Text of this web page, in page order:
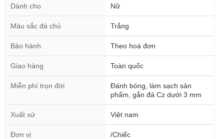
Dành cho Nữ
Màu sắc đá chủ Trắng
Bảo hành Theo hoá đơn
Giao hàng Toàn quốc
Miễn phí trọn đời
Đánh bóng, làm sạch sản
phẩm, gắn đá Cz dưới 3 mm
Xuất xứ Việt nam
Đơn vị /Chiếc